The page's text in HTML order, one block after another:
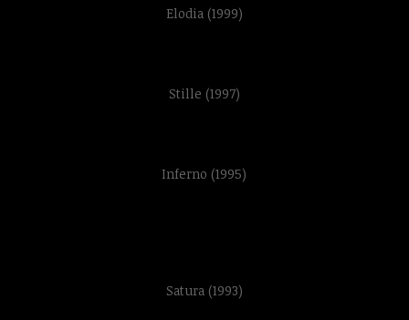
Elodia (1999)
Stille (1997)
Inferno (1995)
Satura (1993)